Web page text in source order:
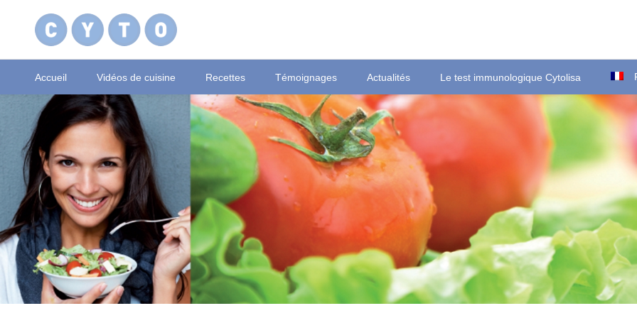
Ortsstraße 22
D-35423 Lich/Ober-Bessingen
Accueil Vidéos de cuisine Recettes Témoignages Actualités Le test immunologique Cytolisa